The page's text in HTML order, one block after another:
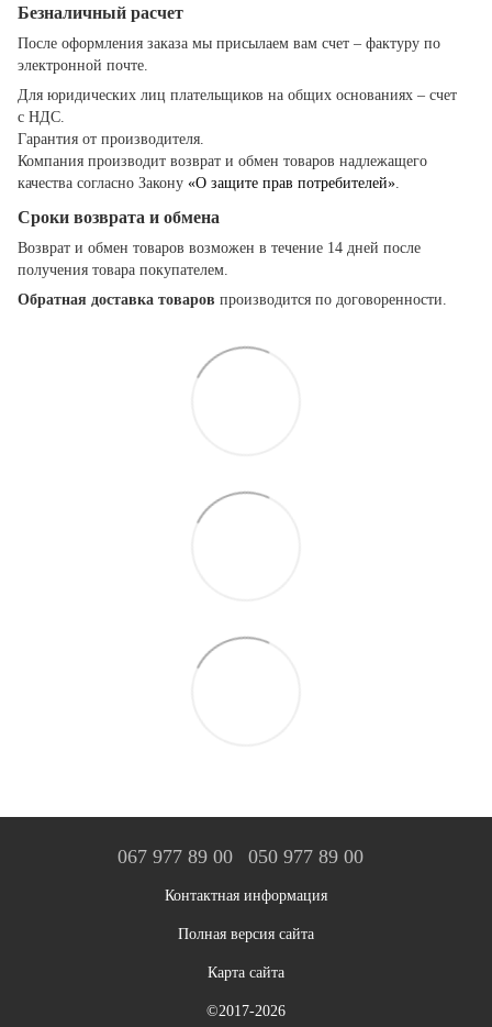
Безналичный расчет
После оформления заказа мы присылаем вам счет – фактуру по
электронной почте.
Для юридических лиц плательщиков на общих основаниях – счет
с НДС.
Гарантия от производителя.
Компания производит возврат и обмен товаров надлежащего
качества согласно Закону «О защите прав потребителей».
Сроки возврата и обмена
Возврат и обмен товаров возможен в течение 14 дней после
получения товара покупателем.
Обратная доставка товаров производится по договоренности.
067 977 89 00 050 977 89 00
Контактная информация
Полная версия сайта
Карта сайта
©2017-2026